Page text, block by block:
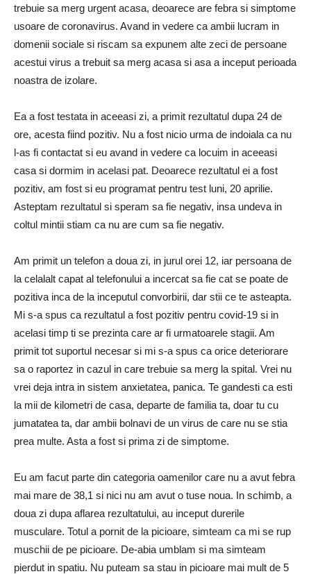
trebuie sa merg urgent acasa, deoarece are febra si simptome
usoare de coronavirus. Avand in vedere ca ambii lucram in
domenii sociale si riscam sa expunem alte zeci de persoane
acestui virus a trebuit sa merg acasa si asa a inceput perioada
noastra de izolare.
Ea a fost testata in aceeasi zi, a primit rezultatul dupa 24 de
ore, acesta fiind pozitiv. Nu a fost nicio urma de indoiala ca nu
l-as fi contactat si eu avand in vedere ca locuim in aceeasi
casa si dormim in acelasi pat. Deoarece rezultatul ei a fost
pozitiv, am fost si eu programat pentru test luni, 20 aprilie.
Asteptam rezultatul si speram sa fie negativ, insa undeva in
coltul mintii stiam ca nu are cum sa fie negativ.
Am primit un telefon a doua zi, in jurul orei 12, iar persoana de
la celalalt capat al telefonului a incercat sa fie cat se poate de
pozitiva inca de la inceputul convorbirii, dar stii ce te asteapta.
Mi s-a spus ca rezultatul a fost pozitiv pentru covid-19 si in
acelasi timp ti se prezinta care ar fi urmatoarele stagii. Am
primit tot suportul necesar si mi s-a spus ca orice deteriorare
sa o raportez in cazul in care trebuie sa merg la spital. Vrei nu
vrei deja intra in sistem anxietatea, panica. Te gandesti ca esti
la mii de kilometri de casa, departe de familia ta, doar tu cu
jumatatea ta, dar ambii bolnavi de un virus de care nu se stia
prea multe. Asta a fost si prima zi de simptome.
Eu am facut parte din categoria oamenilor care nu a avut febra
mai mare de 38,1 si nici nu am avut o tuse noua. In schimb, a
doua zi dupa aflarea rezultatului, au inceput durerile
musculare. Totul a pornit de la picioare, simteam ca mi se rup
muschii de pe picioare. De-abia umblam si ma simteam
pierdut in spatiu. Nu puteam sa stau in picioare mai mult de 5